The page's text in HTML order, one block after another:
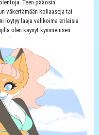
Teen pääosin
väkertämään kollaaseja tai
löytyy laaja valikoima erilaisia
olen käynyt kymmenisen
alussa.
,lanyardeja lgbtq
,Storenvy tarroja,tilaustöitä,